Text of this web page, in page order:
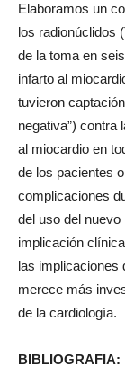
Elaboramos un
los radionúclidos
de la toma en
infarto al
tuvieron
negativa”) contra
al miocardio en
de los pacientes
complicaciones
del uso del
implicación
las implicaciones
merece más
de la cardiología.
BIBLIOGRAFIA: